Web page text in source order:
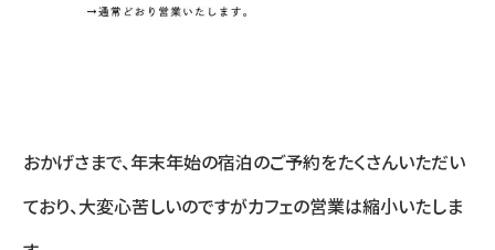
おかげさまで、年末年始の⁡宿泊のご予約をたくさんいただい
ており⁡、大変心苦しいのですが⁡カフェの営業は縮小いたしま